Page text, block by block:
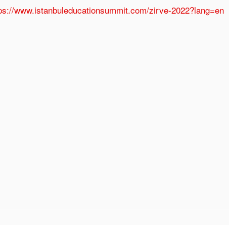
www.istanbuleducationsummit.com/zirve-2022?lang=en